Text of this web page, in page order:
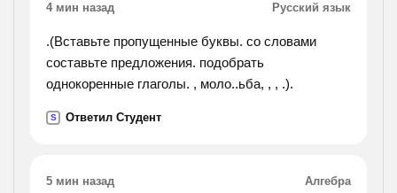
4 мин назад Русский язык
.(Вставьте пропущенные буквы. со словами
составьте предложения. подобрать
однокоренные глаголы. , моло..ьба, , , .).
S Ответил Студент
5 мин назад Алгебра